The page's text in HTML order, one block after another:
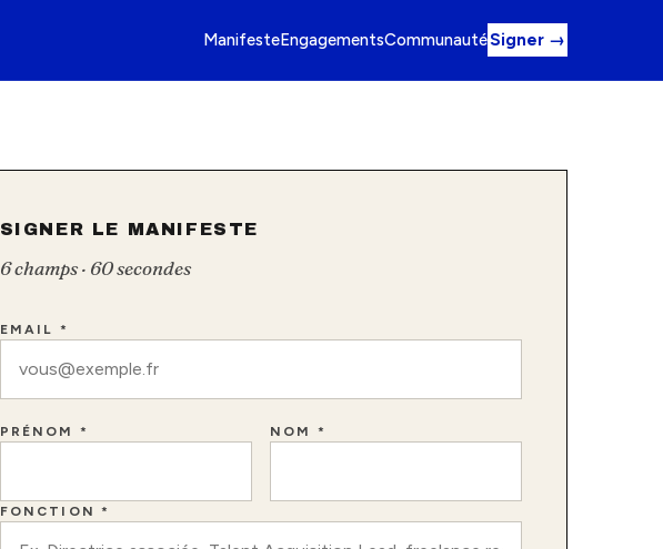
ManifesteEngagementsCommunautéSigner →
SIGNER LE MANIFESTE
6 champs · 60 secondes
EMAIL *
PRÉNOM * NOM *
FONCTION *